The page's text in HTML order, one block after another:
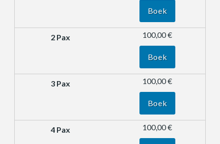
Boek
100,00 €
Boek
100,00 €
Boek
100,00 €